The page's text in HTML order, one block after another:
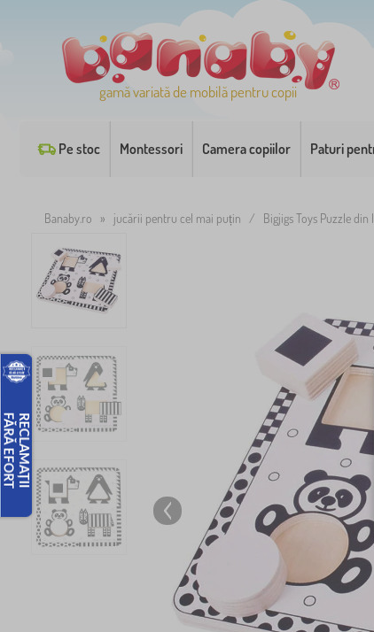
gamă variată de mobilă pentru copii
Pe stoc Montessori Camera copiilor Paturi
Banaby.ro » jucării pentru cel mai puțin / Bigjigs Toys Puzzle